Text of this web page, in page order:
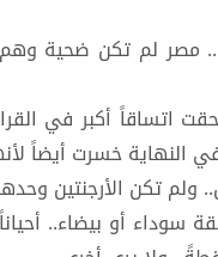
مصر لم تكن ضحية
اتساقاً أكبر في
النهاية خسرت أيضاً
ولم تكن الأرجنتين
سوداء أو بيضاء..